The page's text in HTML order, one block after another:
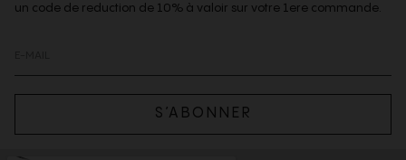
un code de reduction de 10% à valoir sur votre 1ere commande.
S’ABONNER